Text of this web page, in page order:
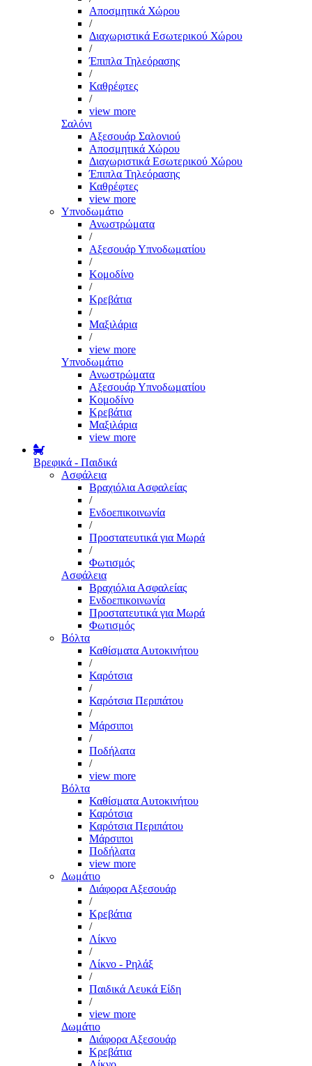
Αποσμητικά Χώρου
/
Διαχωριστικά Εσωτερικού Χώρου
/
Έπιπλα Τηλεόρασης
/
Καθρέφτες
/
view more
Σαλόνι
Αξεσουάρ Σαλονιού
Αποσμητικά Χώρου
Διαχωριστικά Εσωτερικού Χώρου
Έπιπλα Τηλεόρασης
Καθρέφτες
view more
Υπνοδωμάτιο
Ανωστρώματα
/
Αξεσουάρ Υπνοδωματίου
/
Κομοδίνο
/
Κρεβάτια
/
Μαξιλάρια
/
view more
Υπνοδωμάτιο
Ανωστρώματα
Αξεσουάρ Υπνοδωματίου
Κομοδίνο
Κρεβάτια
Μαξιλάρια
view more
Βρεφικά - Παιδικά
Ασφάλεια
Βραχιόλια Ασφαλείας
/
Ενδοεπικοινωνία
/
Προστατευτικά για Μωρά
/
Φωτισμός
Ασφάλεια
Βραχιόλια Ασφαλείας
Ενδοεπικοινωνία
Προστατευτικά για Μωρά
Φωτισμός
Βόλτα
Καθίσματα Αυτοκινήτου
/
Καρότσια
/
Καρότσια Περιπάτου
/
Μάρσιποι
/
Ποδήλατα
/
view more
Βόλτα
Καθίσματα Αυτοκινήτου
Καρότσια
Καρότσια Περιπάτου
Μάρσιποι
Ποδήλατα
view more
Δωμάτιο
Διάφορα Αξεσουάρ
/
Κρεβάτια
/
Λίκνο
/
Λίκνο - Ρηλάξ
/
Παιδικά Λευκά Είδη
/
view more
Δωμάτιο
Διάφορα Αξεσουάρ
Κρεβάτια